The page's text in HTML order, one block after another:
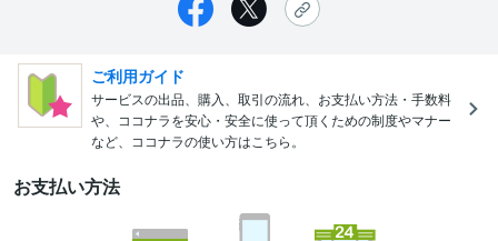
ご利用ガイド
サービスの出品、購入、取引の流れ、お支払い方法・手数料
や、ココナラを安心・安全に使って頂くための制度やマナー
など、ココナラの使い方はこちら。
お支払い方法